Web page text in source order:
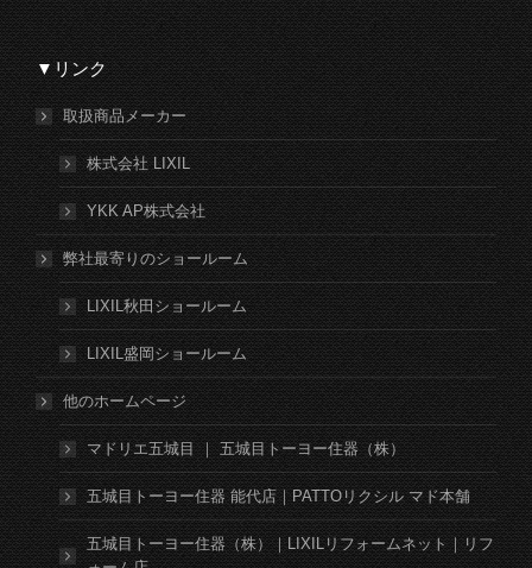
▼リンク
取扱商品メーカー
株式会社 LIXIL
YKK AP株式会社
弊社最寄りのショールーム
LIXIL秋田ショールーム
LIXIL盛岡ショールーム
他のホームページ
マドリエ五城目 ｜ 五城目トーヨー住器（株）
五城目トーヨー住器 能代店｜PATTOリクシル マド本舗
五城目トーヨー住器（株）｜LIXILリフォームネット｜リフ